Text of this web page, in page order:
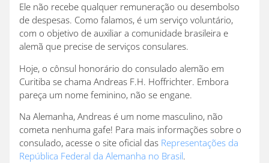
Ele não recebe qualquer remuneração ou desembolso
de despesas. Como falamos, é um serviço voluntário,
com o objetivo de auxiliar a comunidade brasileira e
alemã que precise de serviços consulares.
Hoje, o cônsul honorário do consulado alemão em
Curitiba se chama Andreas F.H. Hoffrichter. Embora
pareça um nome feminino, não se engane.
Na Alemanha, Andreas é um nome masculino, não
cometa nenhuma gafe! Para mais informações sobre o
consulado, acesse o site oficial das Representações da
República Federal da Alemanha no Brasil.